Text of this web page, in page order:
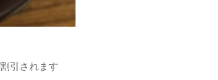
引されます